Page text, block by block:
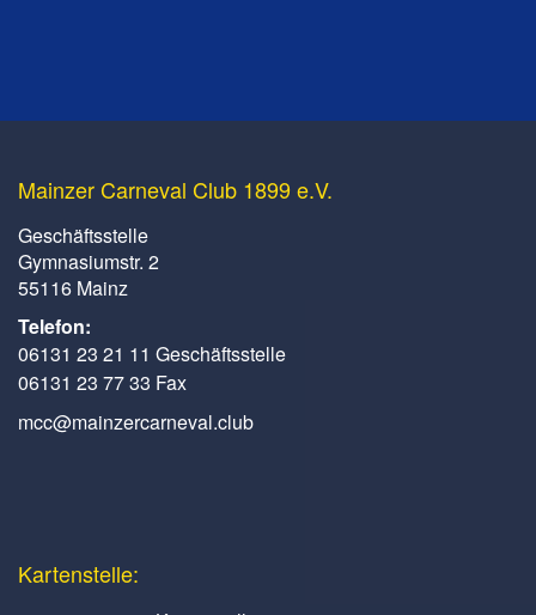
Mainzer Carneval Club 1899 e.V.
Geschäftsstelle
Gymnasiumstr. 2
55116 Mainz
Telefon:
06131 23 21 11 Geschäftsstelle
06131 23 77 33 Fax
mcc@mainzercarneval.club
Kartenstelle: